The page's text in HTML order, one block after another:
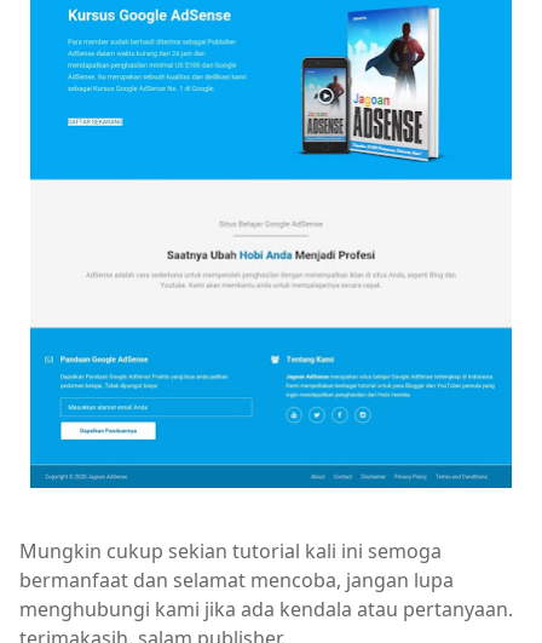
Mungkin cukup sekian tutorial kali ini semoga
bermanfaat dan selamat mencoba, jangan lupa
menghubungi kami jika ada kendala atau pertanyaan.